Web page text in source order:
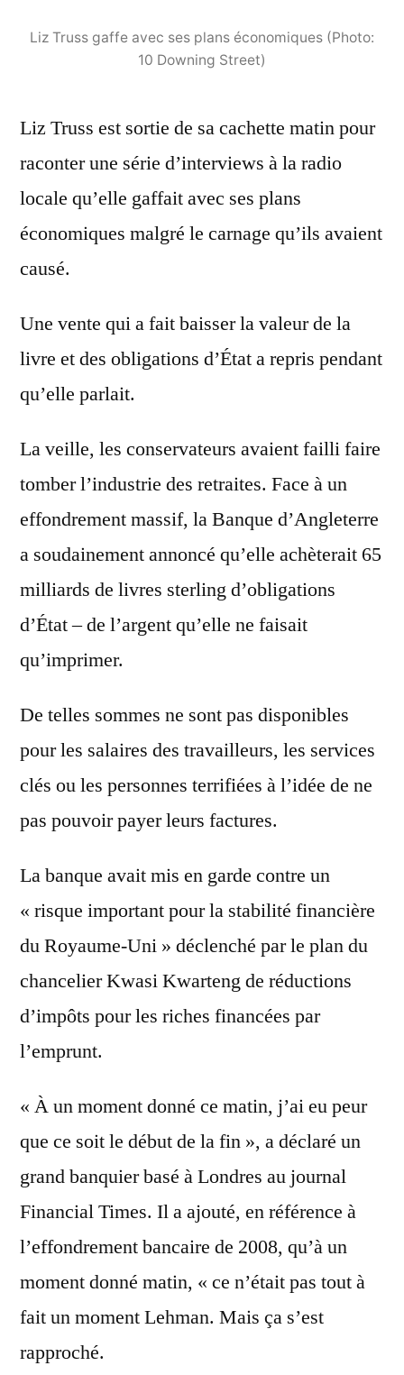
Liz Truss gaffe avec ses plans économiques (Photo:
10 Downing Street)
Liz Truss est sortie de sa cachette matin pour
raconter une série d’interviews à la radio
locale qu’elle gaffait avec ses plans
économiques malgré le carnage qu’ils avaient
causé.
Une vente qui a fait baisser la valeur de la
livre et des obligations d’État a repris pendant
qu’elle parlait.
La veille, les conservateurs avaient failli faire
tomber l’industrie des retraites. Face à un
effondrement massif, la Banque d’Angleterre
a soudainement annoncé qu’elle achèterait 65
milliards de livres sterling d’obligations
d’État – de l’argent qu’elle ne faisait
qu’imprimer.
De telles sommes ne sont pas disponibles
pour les salaires des travailleurs, les services
clés ou les personnes terrifiées à l’idée de ne
pas pouvoir payer leurs factures.
La banque avait mis en garde contre un
« risque important pour la stabilité financière
du Royaume-Uni » déclenché par le plan du
chancelier Kwasi Kwarteng de réductions
d’impôts pour les riches financées par
l’emprunt.
« À un moment donné ce matin, j’ai eu peur
que ce soit le début de la fin », a déclaré un
grand banquier basé à Londres au journal
Financial Times. Il a ajouté, en référence à
l’effondrement bancaire de 2008, qu’à un
moment donné matin, « ce n’était pas tout à
fait un moment Lehman. Mais ça s’est
rapproché.